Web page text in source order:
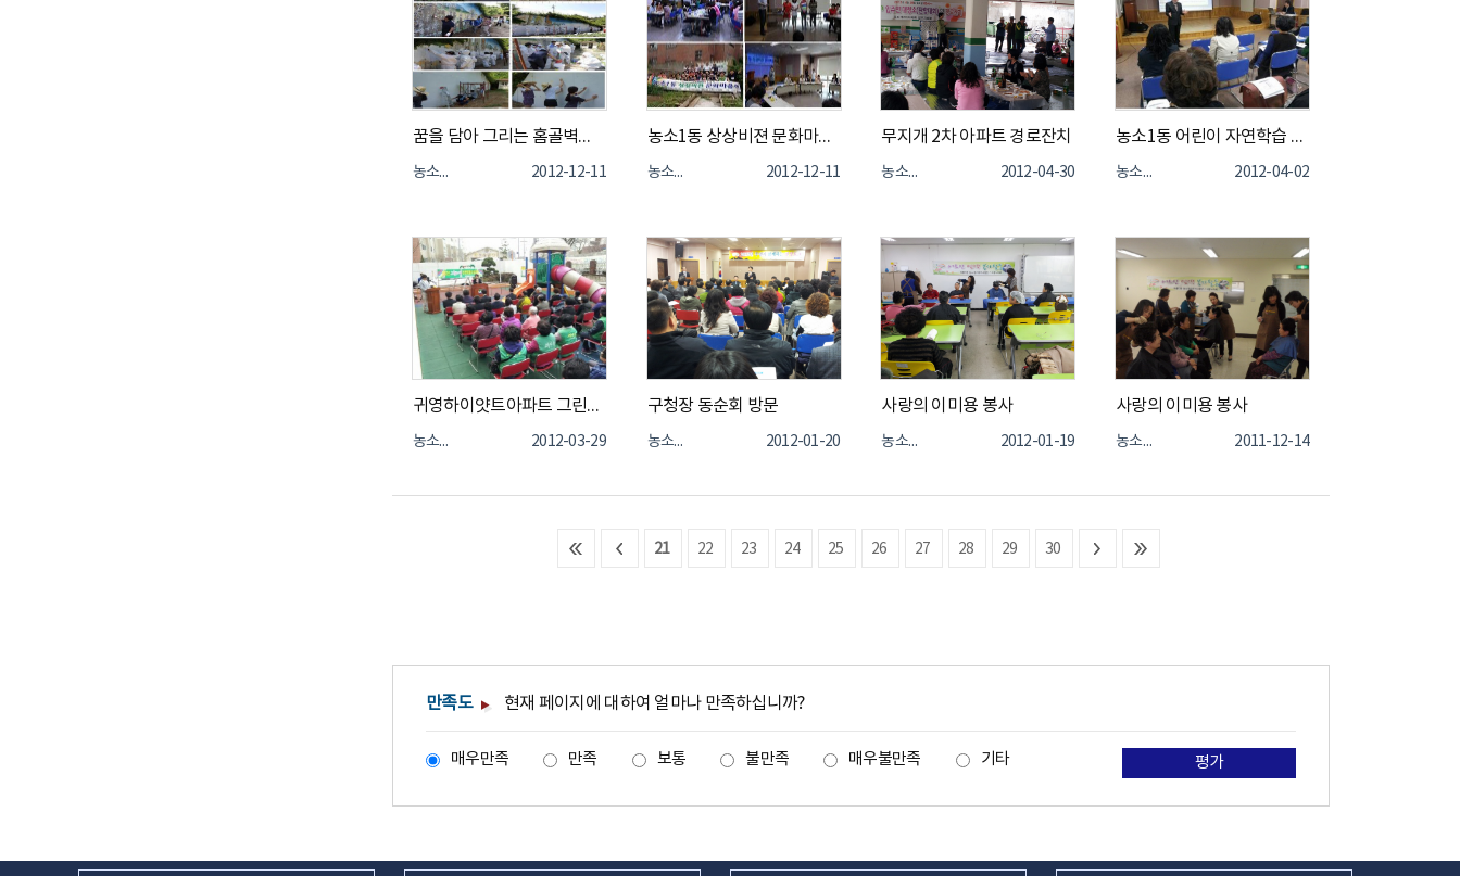
꿈을 담아 그리는 홈골벽화(2012년 7월 ~ 8월)
농소1동 2012-12-11
농소1동 상상비젼 문화마을학교(2012년 7월 ~ 8월)
농소1동 2012-12-11
무지개 2차 아파트 경로잔치
농소1동 2012-04-30
농소1동 어린이 자연학습 체험장 운영설명회 개최
농소1동 2012-04-02
귀영하이얏트아파트 그린마을 운영위원회 발대식
농소1동 2012-03-29
구청장 동순회 방문
농소1동 2012-01-20
사랑의 이미용 봉사
농소1동 2012-01-19
사랑의 이미용 봉사
농소1동 2011-12-14
21 22 23 24 25 26 27 28 29 30
만족도 현재 페이지에 대하여 얼마나 만족하십니까?
매우만족 만족 보통 불만족 매우불만족 기타 평가